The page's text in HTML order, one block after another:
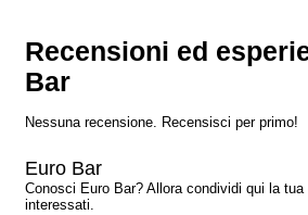
Recensioni ed
Bar
Nessuna recensione. Recensisci per primo!
Euro Bar
Conosci Euro Bar? Allora condividi qui la
interessati.